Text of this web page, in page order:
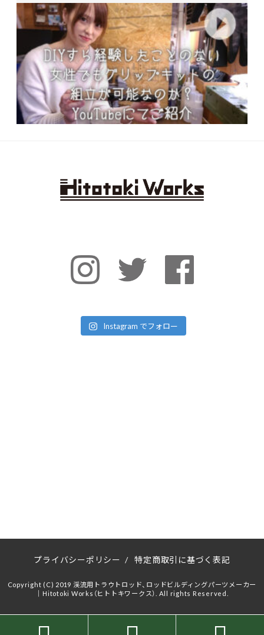
Instagram でフォロー
プライバシーポリシー / 特定商取引に基づく表記
Copyright (C) 2019 渓流用トラウトロッド、ロッドビルディングパーツメーカー
｜Hitotoki Works（ヒトトキワークス）. All rights Reserved.